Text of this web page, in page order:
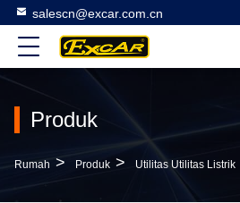
salescn@excar.com.cn
Produk
Rumah > Produk > Utilitas Utilitas Listrik